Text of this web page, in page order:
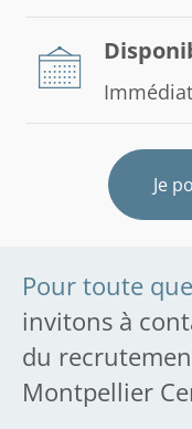
Je
Pour toute
invitons à
du
Montpellier